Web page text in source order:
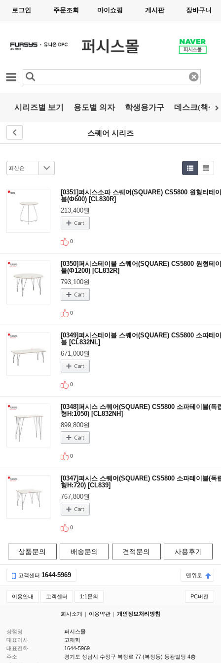
로그인 주문조회 마이쇼핑 게시판 장바구니
카테고리
시리즈별 보기 용도별 의자 학생용가구 데스크(책상)
스퀘어 시리즈
[0351]퍼시스소파 스퀘어(SQUARE) CS5800 원형티테이
블(Φ600) [CL830R]
213,400원
0
[0350]퍼시스테이블 스퀘어(SQUARE) CS5800 원형테이
블(Φ1200) [CL832R]
793,100원
0
[0349]퍼시스테이블 스퀘어(SQUARE) CS5800 소파테이
블 [CL832NL]
671,000원
0
[0348]퍼시스 스퀘어(SQUARE) CS5800 소파테이블(독
형H:1050) [CL832NH]
899,800원
0
[0347]퍼시스 스퀘어(SQUARE) CS5800 소파테이블(독
형H:720) [CL839]
767,800원
0
상품문의 배송문의 견적문의 사용후기
고객센터 1644-5969 맨위로
이용안내 고객센터 1:1문의 PC버전
회사소개 이용약관 개인정보처리방침
상점명
퍼시스몰
대표이사
고재혁
대표전화
1644-5969
주소
경기도 성남시 수정구 복정로 77 (복정동) 동광빌딩 4층